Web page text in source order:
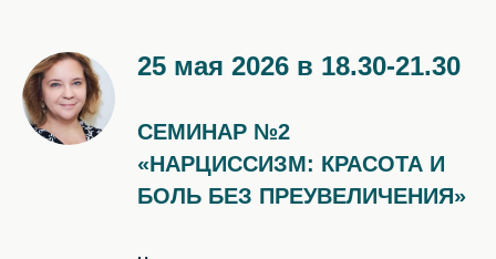
25 мая 2026 в 18.30-21.30
СЕМИНАР №2
«НАРЦИССИЗМ: КРАСОТА И
БОЛЬ БЕЗ ПРЕУВЕЛИЧЕНИЯ»